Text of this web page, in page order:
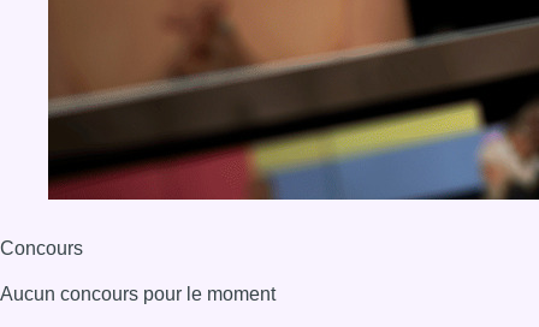
Concours
Aucun concours pour le moment